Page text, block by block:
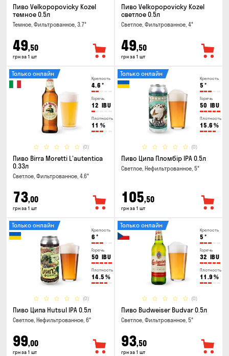
Пиво Velkopopovicky Kozel
темное 0.5л
Темное, Фильтрованное, 3.7°
49,50
грн за 1 шт
Пиво Velkopopovicky Kozel
светлое 0.5л
Светлое, Фильтрованное, 4°
49,50
грн за 1 шт
Крепость
4.6 °
Горечь
12 IBU
Плотность
11 %
(0)
Только онлайн
Пиво Birra Moretti L'autentica
0.33л
Светлое, Фильтрованное, 4.6°
73,00
грн за 1 шт
Крепость
5 °
Горечь
50 IBU
Плотность
15.6 %
(0)
Только онлайн
Пиво Ципа Пломбір IPA 0.5л
Светлое, Нефильтрованное, 5°
105,50
грн за 1 шт
Крепость
6 °
Горечь
50 IBU
Плотность
14.5 %
(0)
Только онлайн
Пиво Ципа Hutsul IPA 0.5л
Светлое, Нефильтрованное, 6°
99,00
грн за 1 шт
Крепость
5 °
Горечь
32 IBU
Плотность
11.9 %
(0)
Только онлайн
Пиво Budweiser Budvar 0.5л
Светлое, Фильтрованное, 5°
93,50
грн за 1 шт